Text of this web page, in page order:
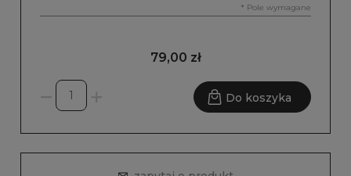
* Pole wymagane
79,00 zł
Do koszyka